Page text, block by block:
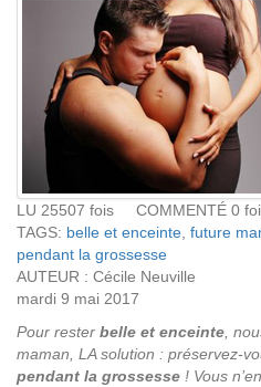
LU 25507 fois COMMENTÉ 0
TAGS: belle et enceinte future
pendant la grossesse
AUTEUR : Cécile Neuville
mardi 9 mai 2017
Pour rester belle et enceinte ,
maman, LA solution : préservez-
pendant la grossesse ! Vous